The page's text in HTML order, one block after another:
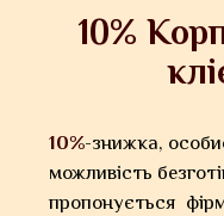
10%
10%-знижка,
можливість
пропонується